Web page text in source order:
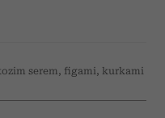
serem, figami, kurkami i